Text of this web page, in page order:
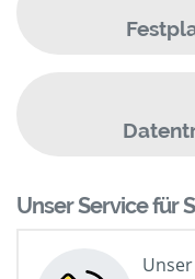
Unser Service für